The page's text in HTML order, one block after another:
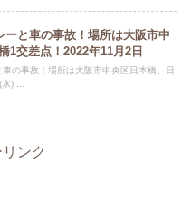
ーと車の事故！場所は大阪市中
1交差点！2022年11月2日
の事故！場所は大阪市中央区日本橋、日
) ...
ンク